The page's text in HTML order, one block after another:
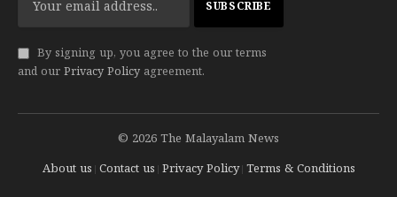
By signing up, you agree to the our terms
and our Privacy Policy agreement.
© 2026 The Malayalam News
About us Contact us Privacy Policy Terms & Conditions